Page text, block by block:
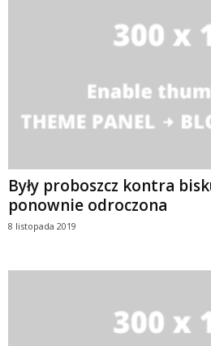
Były proboszcz kontra
ponownie odroczona
8 listopada 2019